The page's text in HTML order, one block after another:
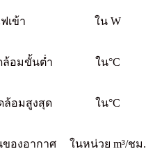
เข้า ใน W
อมขั้นต่ำ ใน°C
อมสูงสุด ใน°C
ของอากาศ ในหน่วย m³/ชม.